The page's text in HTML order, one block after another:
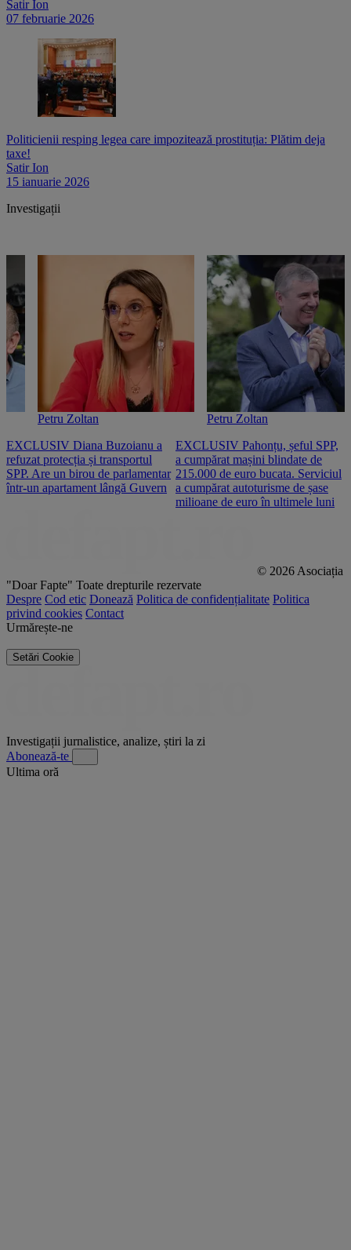
Satir Ion
07 februarie 2026
Politicienii resping legea care impozitează prostituția: Plătim deja
taxe!
Satir Ion
15 ianuarie 2026
Investigații
Petru Zoltan
EXCLUSIV Diana Buzoianu a
refuzat protecția și transportul
SPP. Are un birou de parlamentar
într-un apartament lângă Guvern
Petru Zoltan
EXCLUSIV Pahonțu, șeful SPP,
a cumpărat mașini blindate de
215.000 de euro bucata. Serviciul
a cumpărat autoturisme de șase
milioane de euro în ultimele luni
© 2026 Asociația
"Doar Fapte" Toate drepturile rezervate
Despre Cod etic Donează Politica de confidențialitate Politica
privind cookies Contact
Urmărește-ne
Setări Cookie
Investigații jurnalistice, analize, știri la zi
Abonează-te
Ultima oră